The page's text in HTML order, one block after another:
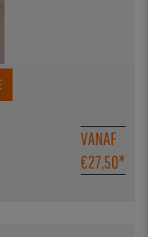
VANAF
€27,50*